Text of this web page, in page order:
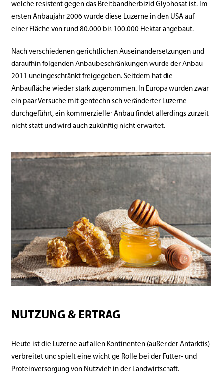
welche resistent gegen das Breitbandherbizid Glyphosat ist. Im
ersten Anbaujahr 2006 wurde diese Luzerne in den USA auf
einer Fläche von rund 80.000 bis 100.000 Hektar angebaut.
Nach verschiedenen gerichtlichen Auseinandersetzungen und
daraufhin folgenden Anbaubeschränkungen wurde der Anbau
2011 uneingeschränkt freigegeben. Seitdem hat die
Anbaufläche wieder stark zugenommen. In Europa wurden zwar
ein paar Versuche mit gentechnisch veränderter Luzerne
durchgeführt, ein kommerzieller Anbau findet allerdings zurzeit
nicht statt und wird auch zukünftig nicht erwartet.
NUTZUNG & ERTRAG
Heute ist die Luzerne auf allen Kontinenten (außer der Antarktis)
verbreitet und spielt eine wichtige Rolle bei der Futter- und
Proteinversorgung von Nutzvieh in der Landwirtschaft.